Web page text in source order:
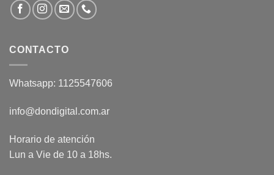
CONTACTO
Whatsapp: 1125547606
info@dondigital.com.ar
Horario de atención
Lun a Vie de 10 a 18hs.